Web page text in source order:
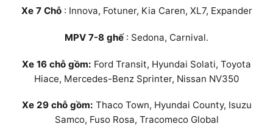
Xe 7 Chỗ: Innova, Fotuner, Kia Caren, XL7, Expander
MPV 7-8 ghế: Sedona, Carnival.
Xe 16 chỗ gồm: Ford Transit, Hyundai Solati, Toyota
Hiace, Mercedes-Benz Sprinter, Nissan NV350
Xe 29 chỗ gồm: Thaco Town, Hyundai County, Isuzu
Samco, Fuso Rosa, Tracomeco Global